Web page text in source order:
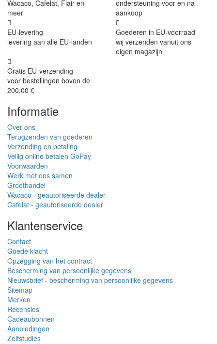
Wacaco, Cafelat, Flair en
meer
ondersteuning voor en na
aankoop
EU-levering
levering aan alle EU-landen
Goederen in EU-voorraad
wij verzenden vanuit ons
eigen magazijn
Gratis EU-verzending
voor bestellingen boven de
200,00 €
Informatie
Over ons
Terugzenden van goederen
Verzending en betaling
Veilig online betalen GoPay
Voorwaarden
Werk met ons samen
Groothandel
Wacaco - geautoriseerde dealer
Cafelat - geautoriseerde dealer
Klantenservice
Contact
Goede klacht
Opzegging van het contract
Bescherming van persoonlijke gegevens
Nieuwsbrief - bescherming van persoonlijke gegevens
Sitemap
Merken
Recensies
Cadeaubonnen
Aanbiedingen
Zelfstudies